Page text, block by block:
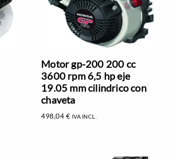
Motor gp-200 200 cc
3600 rpm 6,5 hp eje
19.05 mm cilindrico con
chaveta
498,04 € IVA INCL.